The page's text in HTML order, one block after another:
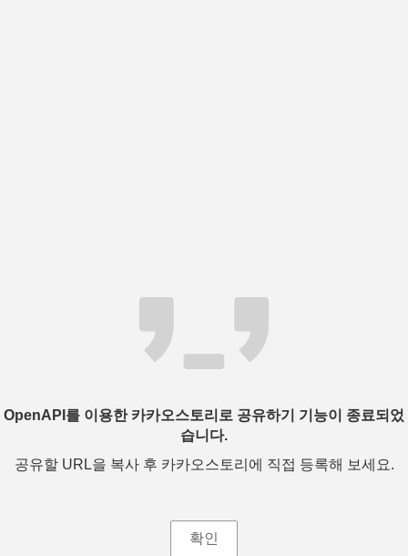
OpenAPI를 이용한 카카오스토리로 공유하기 기능이 종료되었
습니다.
공유할 URL을 복사 후 카카오스토리에 직접 등록해 보세요.
확인